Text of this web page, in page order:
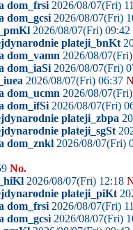
dom_frsi 2026/08/07(Fri)
dom_gcsi 2026/08/07(Fri)
2026/08/07(Fri) 09:42
plateji_bnKt
dom_vamn 2026/08/
dom_iaSi 2026/08/07(Fri)
2026/08/07(Fri) 06:37
dom_ucmn 2026/08/
dom_ifSi 2026/08/07(Fri)
plateji_zbpa
plateji_sgSt
dom_znkl 2026/08/07(Fri)
No.
2026/08/07(Fri) 12:18
plateji_piKt
dom_frsi 2026/08/07(Fri)
dom_gcsi 2026/08/07(Fri)